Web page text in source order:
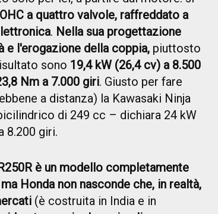
a quattro valvole, raffreddato a
. Nella sua progettazione
l'erogazione della coppia, piuttosto
sono 19,4 kW (26,4 cv) a 8.500
Nm a 7.000 giri. Giusto per fare
a distanza) la Kawasaki Ninja
di 249 cc – dichiara 24 kW
8.200 giri.
è un modello completamente
Honda non nasconde che, in realtà,
(è costruita in India e in